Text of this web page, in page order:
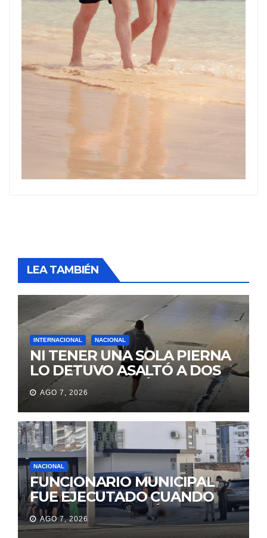
LEA TAMBIÉN
INTERNACIONAL NACIONAL
NI TENER UNA SOLA PIERNA
LO DETUVO ASALTÓ A DOS
MUJERES Y HUYÓ
BRINCANDO.
AGO 7, 2026
NACIONAL
FUNCIONARIO MUNICIPAL
FUE EJECUTADO CUANDO
IBA A UNA REUNIÓN DE
TRABAJO EN MANTA
AGO 7, 2026